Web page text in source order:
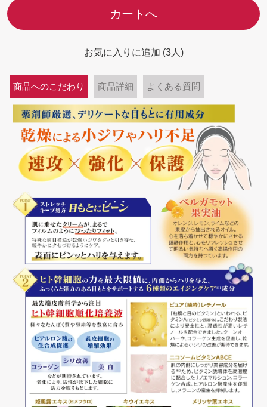
カートへ
お気に入りに追加 (3人)
商品へのこだわり 商品詳細 よくある質問